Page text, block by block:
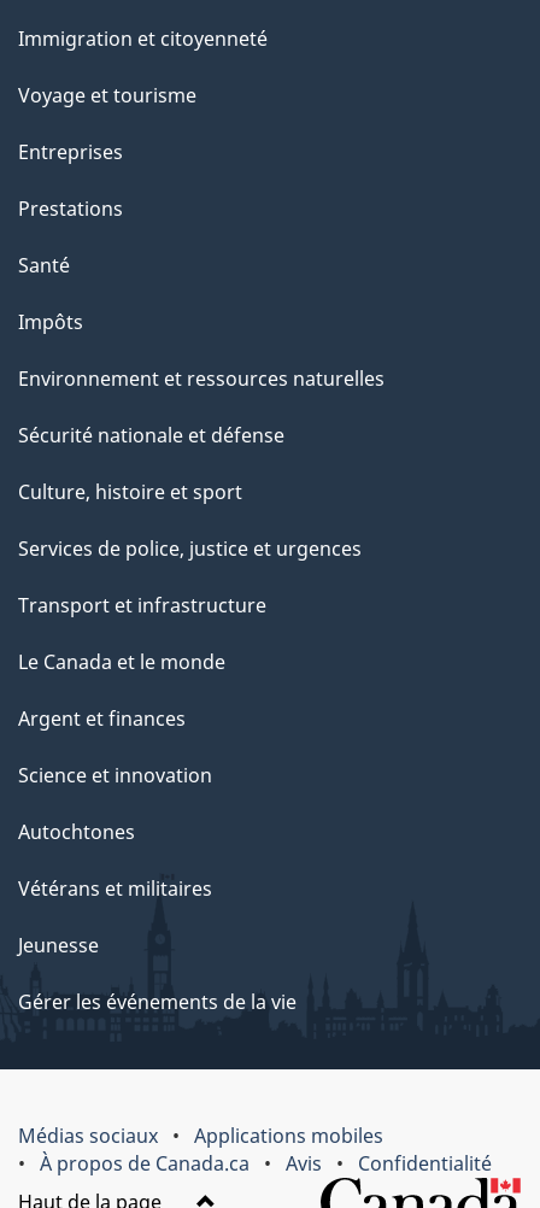
sujets
Immigration et citoyenneté
Voyage et tourisme
Entreprises
Prestations
Santé
Impôts
Environnement et ressources naturelles
Sécurité nationale et défense
Culture, histoire et sport
Services de police, justice et urgences
Transport et infrastructure
Le Canada et le monde
Argent et finances
Science et innovation
Autochtones
Vétérans et militaires
Jeunesse
Gérer les événements de la vie
Médias sociaux
Applications mobiles
À propos de Canada.ca
Avis
Confidentialité
Haut de la page